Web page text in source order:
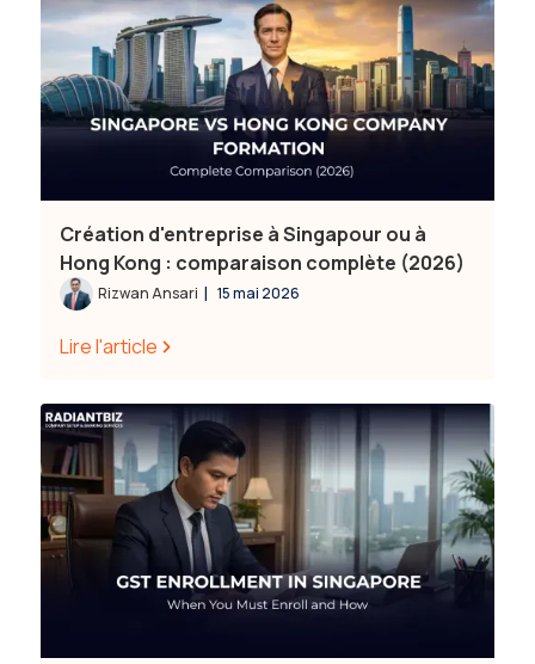
Création d'entreprise à Singapour ou à
Hong Kong : comparaison complète (2026)
Rizwan Ansari | 15 mai 2026
Lire l'article